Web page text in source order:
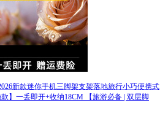
新款迷你手机三脚架支架落地旅行小巧便携式
】一丢即开+收纳18CM 【旅游必备 | 双层脚